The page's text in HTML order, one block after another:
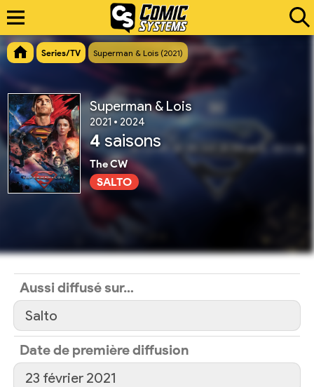
Series/TV Superman & Lois (2021)
Superman & Lois
2021 • 2024
4saisons
The CW
SALTO
Aussi diffusé sur…
Salto
Date de première diffusion
23 février 2021